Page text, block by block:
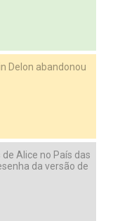
Delon abandonou
Alice no País das
da versão de